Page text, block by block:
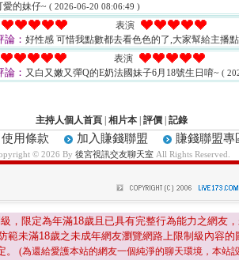
愛的妹仔~ ( 2026-06-20 08:06:49 )
表演
論： 好性感 可惜我點數都去看色色的了,大家幫給主播
表演
論： 又白又嫩又彈Q的E奶法國妹子6月18號生日唷~ (
主持人個人首頁 相片本 評價 記錄
使用條款 加入賺錢聯盟 賺錢聯盟專
© 2026 By 後宮視訊交友聊天室 All Rights Reserved.
，限定為年滿18歲且已具有完整行為能力之網友
範未滿18歲之未成年網友瀏覽網路上限制級內容
(為還給愛護本站的網友一個純淨的聊天環境，本站